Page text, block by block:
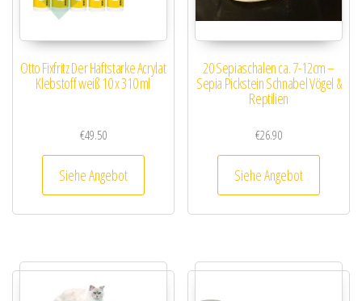
Otto Fixfritz Der Haftstarke Acrylat
Klebstoff weiß 10 x 310 ml
€49.50
Siehe Angebot
20 Sepiaschalen ca. 7-12cm –
Sepia Pickstein Schnabel Vögel &
Reptilien
€26.90
Siehe Angebot